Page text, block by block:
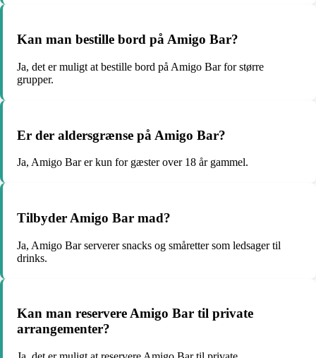
Kan man bestille bord på Amigo Bar?
Ja, det er muligt at bestille bord på Amigo Bar for større
grupper.
Er der aldersgrænse på Amigo Bar?
Ja, Amigo Bar er kun for gæster over 18 år gammel.
Tilbyder Amigo Bar mad?
Ja, Amigo Bar serverer snacks og småretter som ledsager til
drinks.
Kan man reservere Amigo Bar til private
arrangementer?